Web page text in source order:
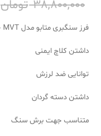
38,800,000 تومان
فرز سنگبری متابو مدل W22-230 MVT
داشتن کلاچ ایمنی
توانایی ضد لرزش
داشتن دسته گردان
متناسب جهت برش سنگ